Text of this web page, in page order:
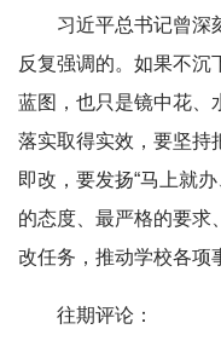
习近平总书记曾深
反复强调的。如果不沉
蓝图，也只是镜中花、
落实取得实效，要坚持
即改，要发扬“马上就
的态度、最严格的要求
改任务，推动学校各项
往期评论：